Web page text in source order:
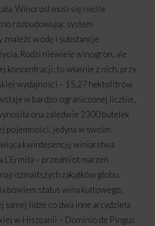
Winorośl musi się nieźle
rozbudowując system
znaleźć wodę i substancje
Rodzi niewiele winogron, ale
koncentracji; to właśnie z nich, przy
wydajności – 15,27 hektolitrów
w bardzo ograniczonej liczbie,
ona zaledwie 2300 butelek
pojemności, jedyna w swoim
kwintesencję winiarstwa
L’Ermita – przedmiot marzeń
zakątków globu.
bowiem status wina kultowego,
samej lidze co dwa inne arcydzieła
w Hiszpanii – Dominio de Pingus